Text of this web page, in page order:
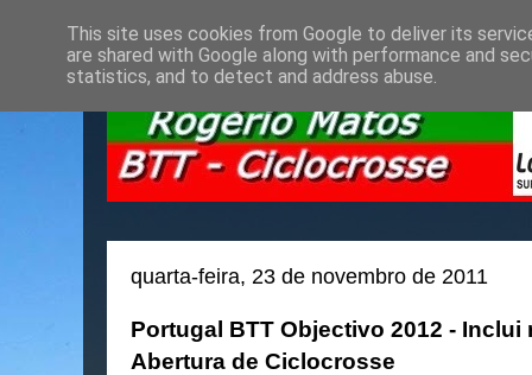
quarta-feira, 23 de novembro de 2011
Portugal BTT Objectivo 2012 - Inclui
Abertura de Ciclocrosse
This site uses cookies from Google to deliver its
are shared with Google along with performance and
statistics, and to detect and address abuse.